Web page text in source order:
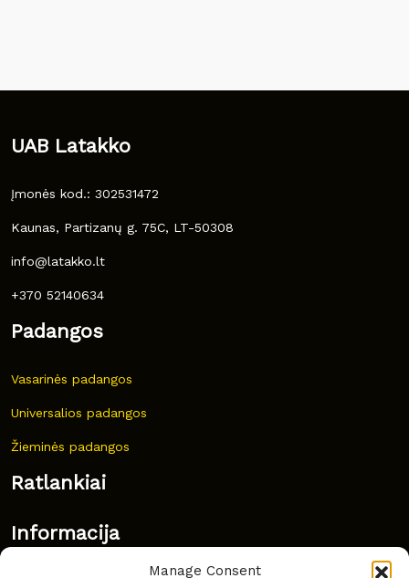
Manage Consent
UAB Latakko
Įmonės kod.: 302531472
Kaunas, Partizanų g. 75C, LT-50308
info@latakko.lt
+370 52140634
Padangos
Vasarinės padangos
Universalios padangos
Žieminės padangos
Ratlankiai
Informacija